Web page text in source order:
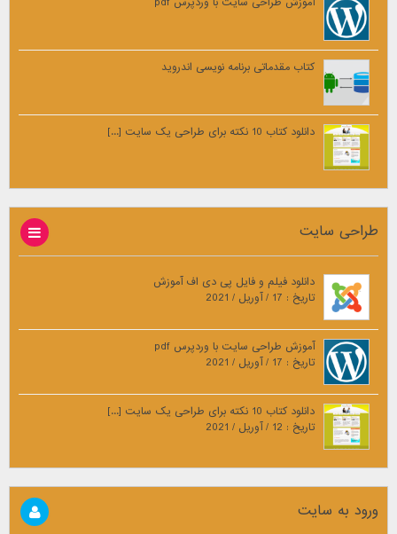
کتاب مقدماتی برنامه نویسی اندروید
دانلود کتاب 10 نکته برای طراحی یک سایت [...]
طراحی سایت
دانلود فیلم و فایل پی دی اف آموزش
تاریخ : 17 / آوریل / 2021
آموزش طراحی سایت با وردپرس pdf
تاریخ : 17 / آوریل / 2021
دانلود کتاب 10 نکته برای طراحی یک سایت [...]
تاریخ : 12 / آوریل / 2021
ورود به سایت